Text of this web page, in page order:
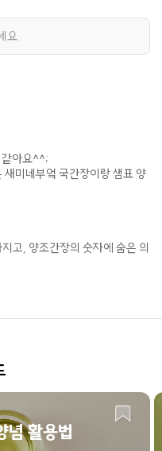
요.
같아요^^;
미네부엌 국간장이랑 샘표 양
고, 양조간장의 숫자에 숨은 의
념 활용법